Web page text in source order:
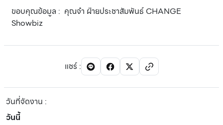
ขอบคุณข้อมูล : คุณจ๋า ฝ่ายประชาสัมพันธ์ CHANGE
Showbiz
แชร์:
วันที่จัดงาน :
วันนี้